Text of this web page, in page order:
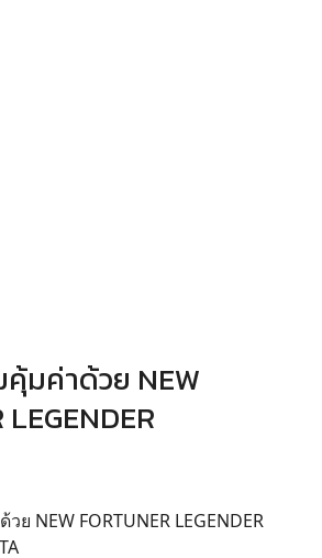
มค่าด้วย NEW
NEW FORTUNER LEGENDER